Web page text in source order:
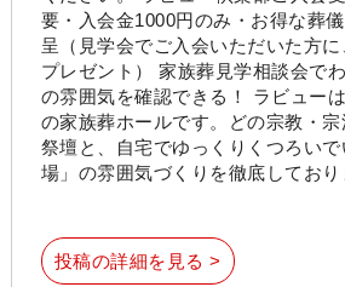
要・入会金1000円のみ・お得な葬
呈（見学会でご入会いただいた方
プレゼント） 家族葬見学相談会で
の雰囲気を確認できる！ ラビュー
の家族葬ホールです。どの宗教・
祭壇と、自宅でゆっくりくつろい
場」の雰囲気づくりを徹底してお
投稿の詳細を見る >